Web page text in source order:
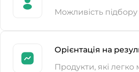
Можливість
Орієнтація на
Продукти, які